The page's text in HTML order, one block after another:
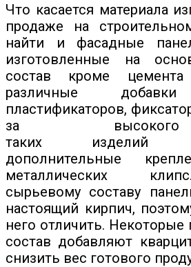
Что касается материала
продаже на
найти и фасадные
изготовленные на
состав кроме
различные
пластификаторов,
за
таких изделий
дополнительные
металлических
сырьевому составу
настоящий кирпич,
него отличить. Некоторые
состав добавляют
снизить вес готового